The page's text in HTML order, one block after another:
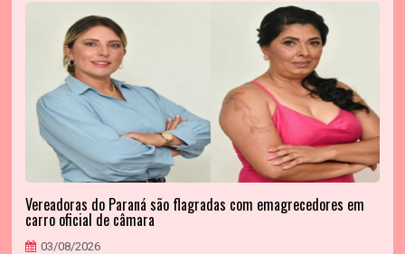
Vereadoras do Paraná são flagradas com emagrecedores em
carro oficial de câmara
03/08/2026